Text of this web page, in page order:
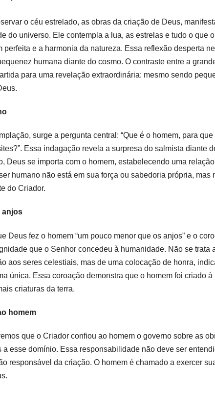
o céu estrelado, as obras da criação de Deus,
do universo. Ele contempla a lua, as estrelas e tudo o que
perfeita e a harmonia da natureza. Essa reflexão desperta
humana diante do cosmo. O contraste entre a
para uma revelação extraordinária: mesmo sendo
surge a pergunta central: “Que é o homem, para
Essa indagação revela a surpresa do salmista diante
Deus se importa com o homem, estabelecendo uma
humano não está em sua força ou sabedoria própria, mas
do Criador.
anjos
Deus fez o homem “um pouco menor que os anjos” e o
que o Senhor concedeu à humanidade. Não se trata
aos seres celestiais, mas de uma colocação de honra,
única. Essa coroação demonstra que o homem foi criado
criaturas da terra.
homem
que o Criador confiou ao homem o governo sobre as
a esse domínio. Essa responsabilidade não deve ser
responsável da criação. O homem é chamado a exercer